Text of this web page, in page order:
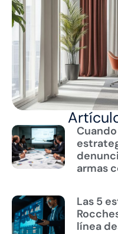
armas
Las 5
línea